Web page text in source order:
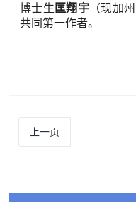
博士生 匡翔宇 （现加
共同 第一作者。
上一页